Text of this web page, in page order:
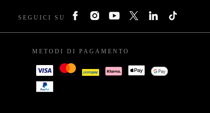
SEGUICI SU
METODI DI PAGAMENTO